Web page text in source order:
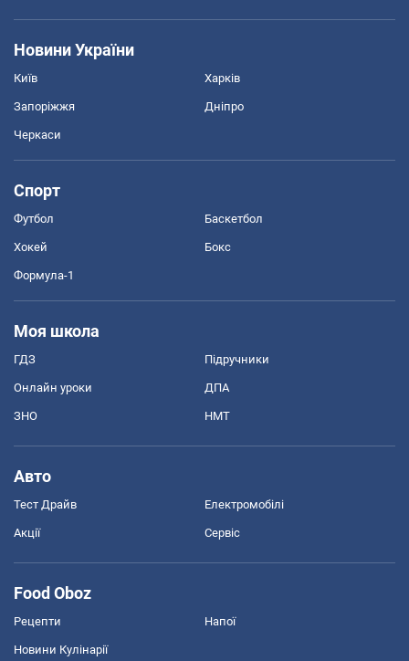
Новини України
Київ Харків
Запоріжжя Дніпро
Черкаси
Спорт
Футбол Баскетбол
Хокей Бокс
Формула-1
Моя школа
ГДЗ Підручники
Онлайн уроки ДПА
ЗНО НМТ
Авто
Тест Драйв Електромобілі
Акції Сервіс
Food Oboz
Рецепти Напої
Новини Кулінарії